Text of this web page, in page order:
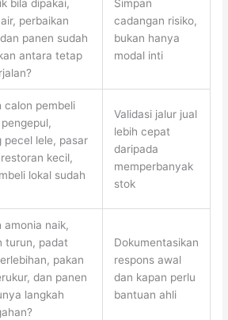
bila dipakai,
perbaikan
panen sudah
antara tetap
Simpan
cadangan risiko,
bukan hanya
modal inti
calon pembeli
pecel lele, pasar
kecil,
lokal sudah
Validasi jalur jual
lebih cepat
daripada
memperbanyak
stok
amonia naik,
turun, padat
pakan
dan panen
langkah
Dokumentasikan
respons awal
dan kapan perlu
bantuan ahli